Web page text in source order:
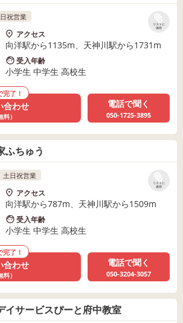
リストに
保存
祝営業
アクセス
向洋駅から1135m、天神川駅から1731m
受入年齢
小学生 中学生 高校生
完了！
合わせ
料）
電話で聞く
050-1725-3895
ふちゅう
リストに
保存
土日祝営業
アクセス
向洋駅から787m、天神川駅から1509m
受入年齢
小学生 中学生 高校生
完了！
合わせ
料）
電話で聞く
050-3204-3057
イサービスぴーと府中教室